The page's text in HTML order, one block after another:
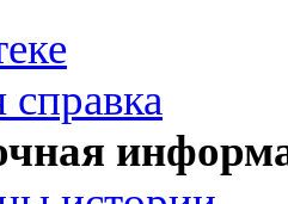
справка